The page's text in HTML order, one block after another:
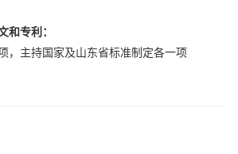
和专利：
，主持国家及山东省标准制定各一项